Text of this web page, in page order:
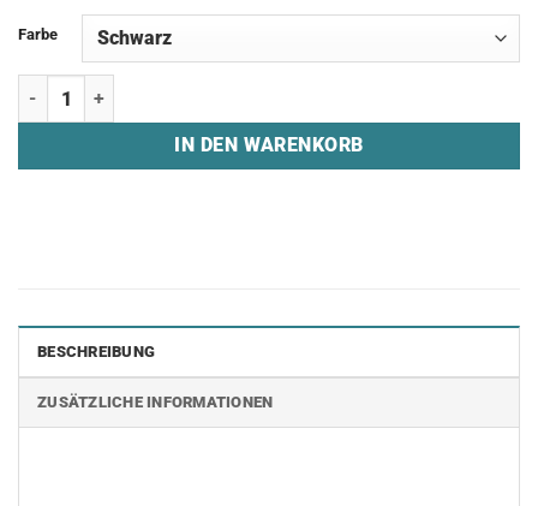
Farbe
Turnbeutel "GFSR" Menge
IN DEN WARENKORB
BESCHREIBUNG
ZUSÄTZLICHE INFORMATIONEN